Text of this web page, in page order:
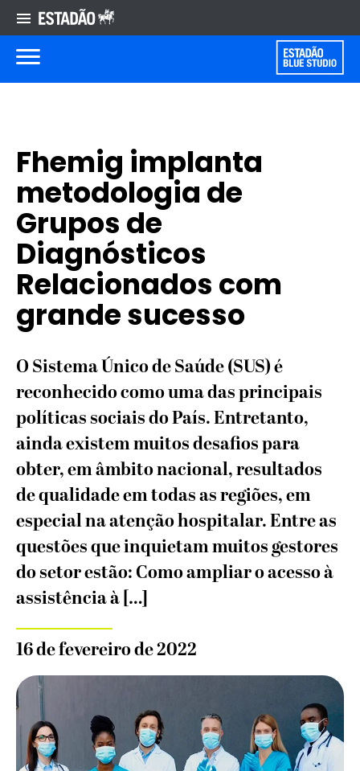
Fhemig implanta
metodologia de
Grupos de
Diagnósticos
Relacionados com
grande sucesso
O Sistema Único de Saúde (SUS) é
reconhecido como uma das principais
políticas sociais do País. Entretanto,
ainda existem muitos desafios para
obter, em âmbito nacional, resultados
de qualidade em todas as regiões, em
especial na atenção hospitalar. Entre as
questões que inquietam muitos gestores
do setor estão: Como ampliar o acesso à
assistência à […]
16 de fevereiro de 2022